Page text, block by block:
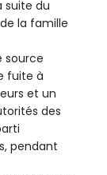
suite du
la famille
source
fuite à
et un
des
pendant